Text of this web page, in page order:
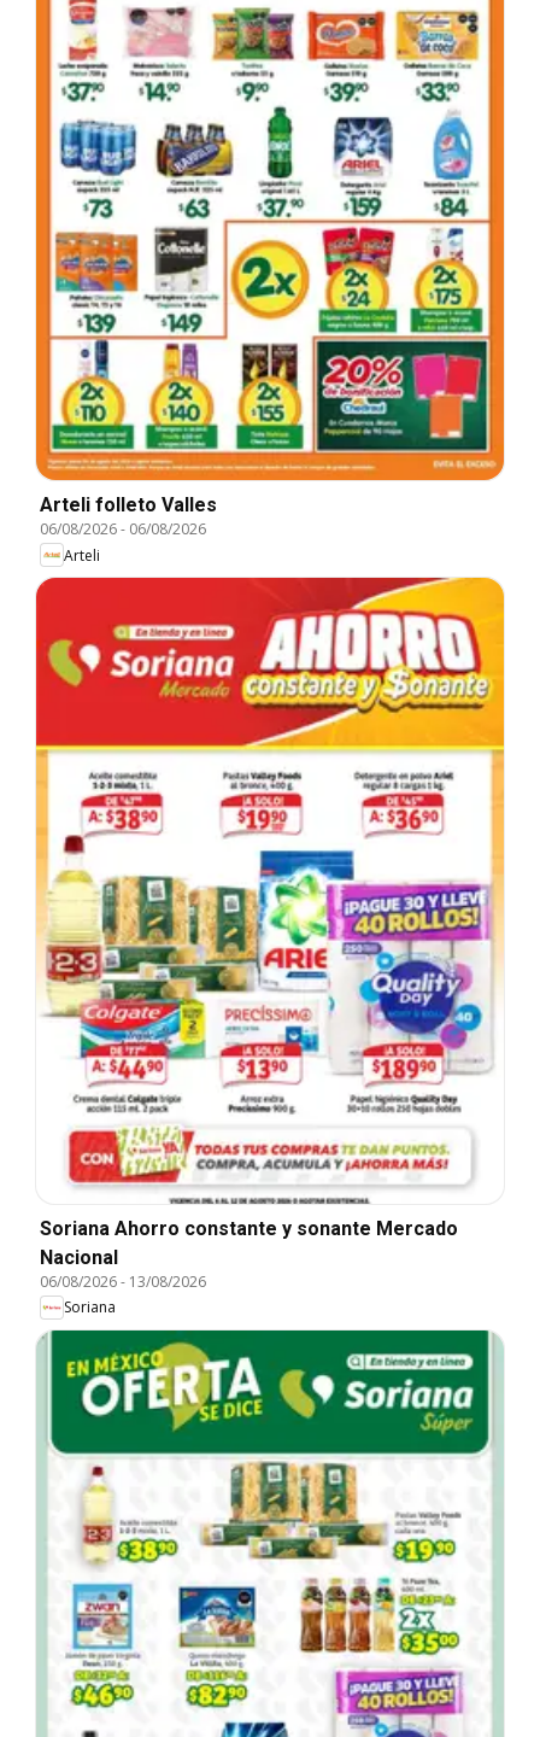
Arteli folleto Valles
06/08/2026- 06/08/2026
Arteli
Soriana Ahorro constante y sonante Mercado
Nacional
06/08/2026- 13/08/2026
Soriana